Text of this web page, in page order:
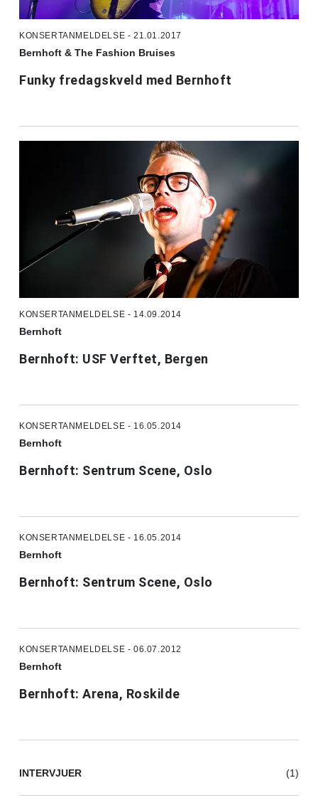
KONSERTANMELDELSE - 21.01.2017
Bernhoft & The Fashion Bruises
Funky fredagskveld med Bernhoft
KONSERTANMELDELSE - 14.09.2014
Bernhoft
Bernhoft: USF Verftet, Bergen
KONSERTANMELDELSE - 16.05.2014
Bernhoft
Bernhoft: Sentrum Scene, Oslo
KONSERTANMELDELSE - 16.05.2014
Bernhoft
Bernhoft: Sentrum Scene, Oslo
KONSERTANMELDELSE - 06.07.2012
Bernhoft
Bernhoft: Arena, Roskilde
INTERVJUER (1)